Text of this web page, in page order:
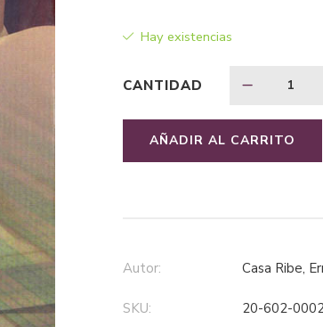
Hay existencias
CANTIDAD
AÑADIR AL CARRITO
Autor: Casa Ribe,
SKU: 20-602-